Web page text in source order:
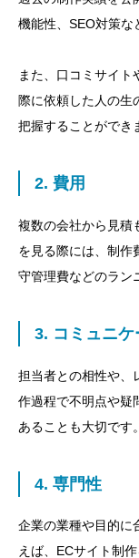
機能性、SEO対策な
また、口コミサイ
際に依頼した人の生
把握することができ
2. 費用
複数の会社から見積
を見る際には、制作
守管理費などのラン
3. コミュニケ
担当者との相性や、
作過程で不明点や疑
あることも大切です。
4. 専門性
企業の業種や目的に
えば、ECサイト制